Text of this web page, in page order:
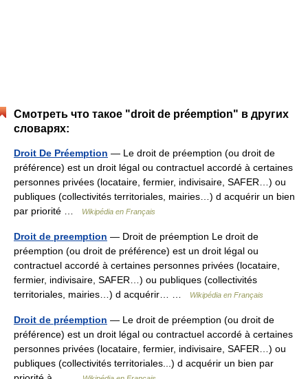
Смотреть что такое "droit de préemption" в других
словарях:
Droit De Préemption — Le droit de préemption (ou droit de
préférence) est un droit légal ou contractuel accordé à certaines
personnes privées (locataire, fermier, indivisaire, SAFER…) ou
publiques (collectivités territoriales, mairies…) d acquérir un bien
par priorité …
Wikipédia en Français
Droit de preemption — Droit de préemption Le droit de
préemption (ou droit de préférence) est un droit légal ou
contractuel accordé à certaines personnes privées (locataire,
fermier, indivisaire, SAFER…) ou publiques (collectivités
territoriales, mairies…) d acquérir… …
Wikipédia en Français
Droit de préemption — Le droit de préemption (ou droit de
préférence) est un droit légal ou contractuel accordé à certaines
personnes privées (locataire, fermier, indivisaire, SAFER…) ou
publiques (collectivités territoriales...) d acquérir un bien par